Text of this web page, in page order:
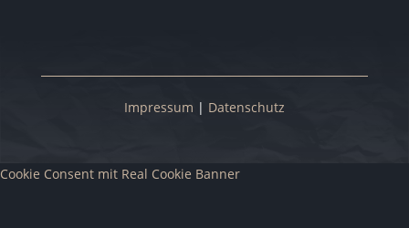
Impressum | Datenschutz
Cookie Consent mit Real Cookie Banner